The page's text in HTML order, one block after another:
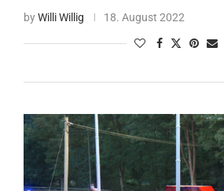
byWilli Willig 18. August 2022